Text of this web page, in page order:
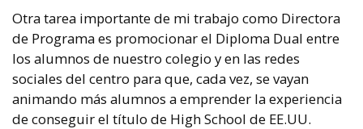
Otra tarea importante de mi trabajo como Directora
de Programa es promocionar el Diploma Dual entre
los alumnos de nuestro colegio y en las redes
sociales del centro para que, cada vez, se vayan
animando más alumnos a emprender la experiencia
de conseguir el título de High School de EE.UU.